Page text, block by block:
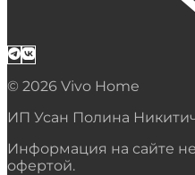
© 2026 Vivo Home
ИП Усан Полина
Информация на сайте
офертой.